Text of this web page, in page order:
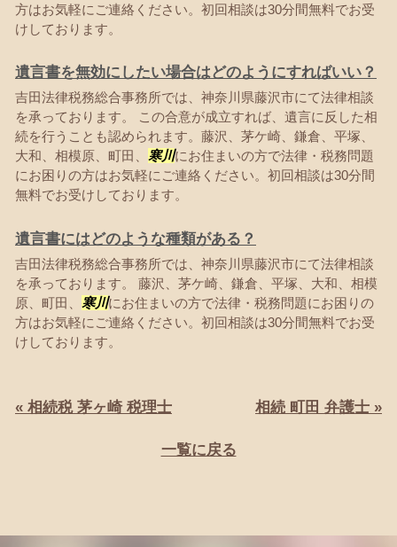
方はお気軽にご連絡ください。初回相談は30分間無料でお受
けしております。
遺言書を無効にしたい場合はどのようにすればいい？
吉田法律税務総合事務所では、神奈川県藤沢市にて法律相談
を承っております。 この合意が成立すれば、遺言に反した相
続を行うことも認められます。藤沢、茅ケ崎、鎌倉、平塚、
大和、相模原、町田、 寒川にお住まいの方で法律・税務問題
にお困りの方はお気軽にご連絡ください。初回相談は30分間
無料でお受けしております。
遺言書にはどのような種類がある？
吉田法律税務総合事務所では、神奈川県藤沢市にて法律相談
を承っております。 藤沢、茅ケ崎、鎌倉、平塚、大和、相模
原、町田、 寒川にお住まいの方で法律・税務問題にお困りの
方はお気軽にご連絡ください。初回相談は30分間無料でお受
けしております。
« 相続税 茅ヶ崎 税理士 相続 町田 弁護士 »
一覧に戻る